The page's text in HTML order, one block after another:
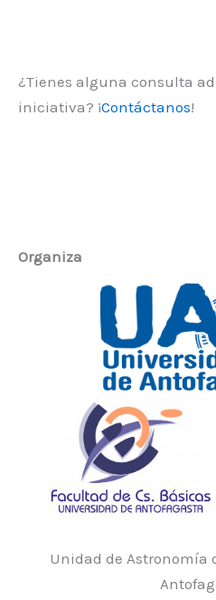
¿Tienes alguna consulta
iniciativa? ¡Contáctanos!
Organiza
Unidad de Astronomía